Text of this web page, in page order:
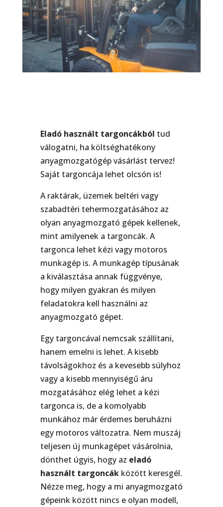
Eladó használt targoncákból tud
válogatni, ha költséghatékony
anyagmozgatógép vásárlást tervez!
Saját targoncája lehet olcsón is!
A raktárak, üzemek beltéri vagy
szabadtéri tehermozgatásához az
olyan anyagmozgató gépek kellenek,
mint amilyenek a targoncák. A
targonca lehet kézi vagy motoros
munkagép is. A munkagép típusának
a kiválasztása annak függvénye,
hogy milyen gyakran és milyen
feladatokra kell használni az
anyagmozgató gépet.
Egy targoncával nemcsak szállítani,
hanem emelni is lehet. A kisebb
távolságokhoz és a kevesebb súlyhoz
vagy a kisebb mennyiségű áru
mozgatásához elég lehet a kézi
targonca is, de a komolyabb
munkához már érdemes beruházni
egy motoros változatra. Nem muszáj
teljesen új munkagépet vásárolnia,
dönthet úgyis, hogy az eladó
használt targoncákközött keresgél.
Nézze meg, hogy a mi anyagmozgató
gépeink között nincs e olyan modell,